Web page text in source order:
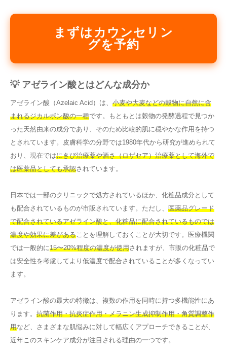
まずはカウンセリン
グを予約
💡 アゼライン酸とはどんな成分か
アゼライン酸（Azelaic Acid）は、 小麦や大麦などの穀物に自然に含
まれるジカルボン酸の一種です。もともとは穀物の発酵過程で見つか
った天然由来の成分であり、そのため比較的肌に穏やかな作用を持つ
とされています。皮膚科学の分野では1980年代から研究が進められて
おり、現在ではにきび治療薬や酒さ（ロザセア）治療薬として海外で
は医薬品としても承認されています。
日本では一部のクリニックで処方されているほか、化粧品成分として
も配合されているものが市販されています。ただし、 医薬品グレード
で配合されているアゼライン酸と、化粧品に配合されているものでは
濃度や効果に差があることを理解しておくことが大切です。医療機関
では一般的に15〜20%程度の濃度が使用されますが、市販の化粧品で
は安全性を考慮してより低濃度で配合されていることが多くなってい
ます。
アゼライン酸の最大の特徴は、複数の作用を同時に持つ多機能性にあ
ります。 抗菌作用・抗炎症作用・メラニン生成抑制作用・角質調整作
用など、さまざまな肌悩みに対して幅広くアプローチできることが、
近年このスキンケア成分が注目される理由の一つです。